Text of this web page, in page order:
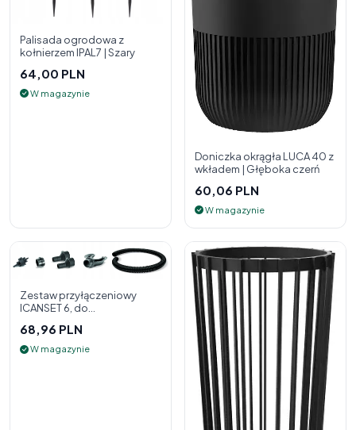
Palisada ogrodowa z
kołnierzem IPAL7 | Szary
64,00 PLN
W magazynie
Doniczka okrągła LUCA 40 z
wkładem | Głęboka czerń
60,06 PLN
W magazynie
Zestaw przyłączeniowy
ICANSET 6, do
68,96 PLN
W magazynie